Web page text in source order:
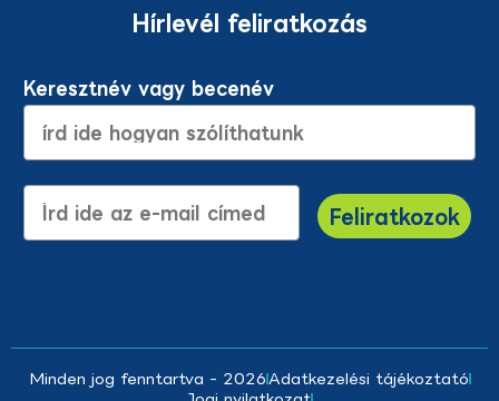
Hírlevél feliratkozás
Keresztnév vagy becenév
E-mail cím
Feliratkozok
Minden jog fenntartva - 2026Adatkezelési tájékoztató